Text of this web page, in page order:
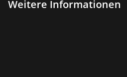
Weitere Informationen